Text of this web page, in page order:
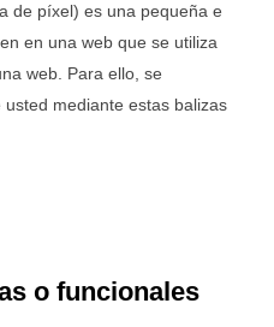
de píxel) es una pequeña e
en una web que se utiliza
web. Para ello, se
mediante estas balizas
o funcionales